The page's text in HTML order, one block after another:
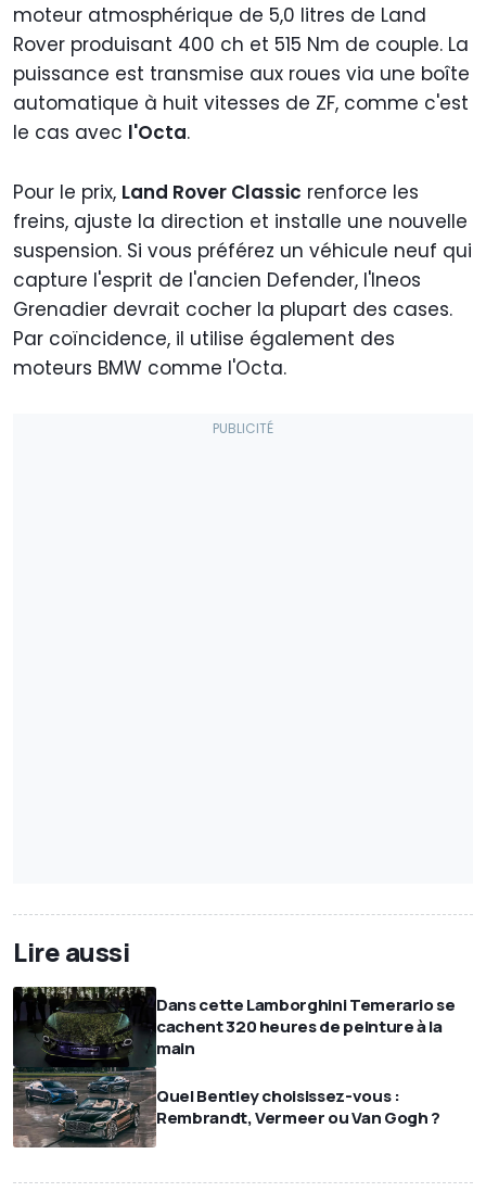
moteur atmosphérique de 5,0 litres de Land
Rover produisant 400 ch et 515 Nm de couple. La
puissance est transmise aux roues via une boîte
automatique à huit vitesses de ZF, comme c'est
le cas avec l'Octa.
Pour le prix, Land Rover Classic renforce les
freins, ajuste la direction et installe une nouvelle
suspension. Si vous préférez un véhicule neuf qui
capture l'esprit de l'ancien Defender, l'Ineos
Grenadier devrait cocher la plupart des cases.
Par coïncidence, il utilise également des
moteurs BMW comme l'Octa.
Lire aussi
Dans cette Lamborghini Temerario se
cachent 320 heures de peinture à la
main
Quel Bentley choisissez-vous :
Rembrandt, Vermeer ou Van Gogh ?